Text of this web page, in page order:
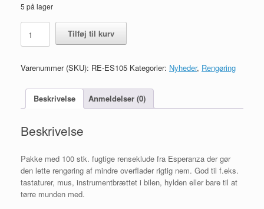
5 på lager
Renseklude,
fugtige,
100
antal
Tilføj til kurv
Varenummer (SKU): RE-ES105 Kategorier: Nyheder, Rengøring
Beskrivelse Anmeldelser (0)
Beskrivelse
Pakke med 100 stk. fugtige renseklude fra Esperanza der gør
den lette rengøring af mindre overflader rigtig nem. God til f.eks.
tastaturer, mus, instrumentbrættet i bilen, hylden eller bare til at
tørre munden med.